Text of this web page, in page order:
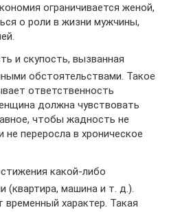
ограничивается женой,
о роли в жизни мужчины,
и скупость, вызванная
обстоятельствами. Такое
ответственность
должна чувствовать
чтобы жадность не
не переросла в хроническое
какой-либо
(квартира, машина и т. д.).
характер. Такая